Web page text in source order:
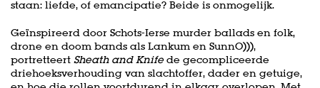
staan: liefde, of emancipatie? Beide is onmogelijk.
Geïnspireerd door Schots-Ierse murder ballads en folk,
drone en doom bands als Lankum en SunnO))),
portretteert Sheath and Knifede gecompliceerde
driehoeksverhouding van slachtoffer, dader en getuige,